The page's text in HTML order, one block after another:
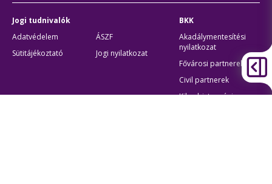
Jogi tudnivalók
Adatvédelem
ÁSZF
Sütitájékoztató
Jogi nyilatkozat
BKK
Akadálymentesítési
nyilatkozat
Fővárosi partnerek
Civil partnerek
Kiberbiztonsági